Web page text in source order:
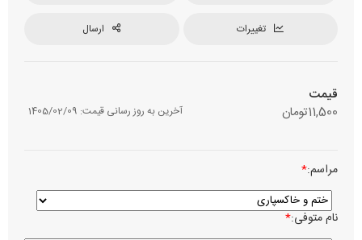
تغییرات ارسال
قیمت
تومان11,500 آخرین به روز رسانی قیمت: 1405/02/09
*مراسم:
*نام متوفی: